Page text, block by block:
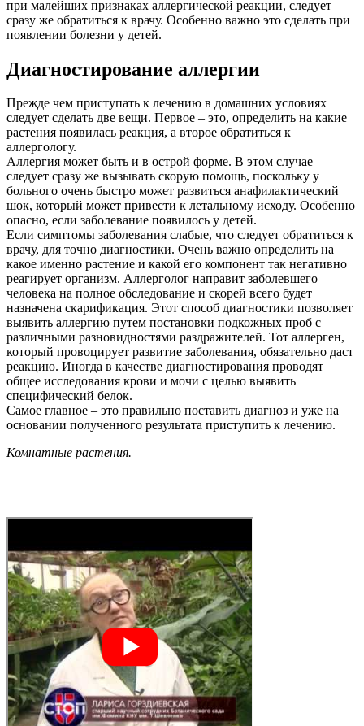
при малейших признаках аллергической реакции, следует
сразу же обратиться к врачу. Особенно важно это сделать при
появлении болезни у детей.
Диагностирование аллергии
Прежде чем приступать к лечению в домашних условиях
следует сделать две вещи. Первое – это, определить на какие
растения появилась реакция, а второе обратиться к
аллергологу.
Аллергия может быть и в острой форме. В этом случае
следует сразу же вызывать скорую помощь, поскольку у
больного очень быстро может развиться анафилактический
шок, который может привести к летальному исходу. Особенно
опасно, если заболевание появилось у детей.
Если симптомы заболевания слабые, что следует обратиться к
врачу, для точно диагностики. Очень важно определить на
какое именно растение и какой его компонент так негативно
реагирует организм. Аллерголог направит заболевшего
человека на полное обследование и скорей всего будет
назначена скарификация. Этот способ диагностики позволяет
выявить аллергию путем постановки подкожных проб с
различными разновидностями раздражителей. Тот аллерген,
который провоцирует развитие заболевания, обязательно даст
реакцию. Иногда в качестве диагностирования проводят
общее исследования крови и мочи с целью выявить
специфический белок.
Самое главное – это правильно поставить диагноз и уже на
основании полученного результата приступить к лечению.
Комнатные растения.